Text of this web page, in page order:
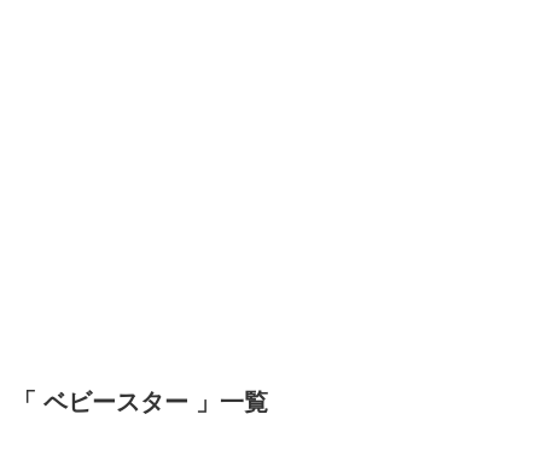
「 ベビースター 」一覧